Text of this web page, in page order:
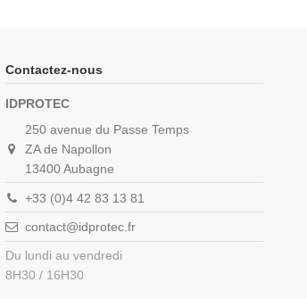
Contactez-nous
IDPROTEC
250 avenue du Passe Temps
ZA de Napollon
13400 Aubagne
+33 (0)4 42 83 13 81
contact@idprotec.fr
Du lundi au vendredi
8H30 / 16H30